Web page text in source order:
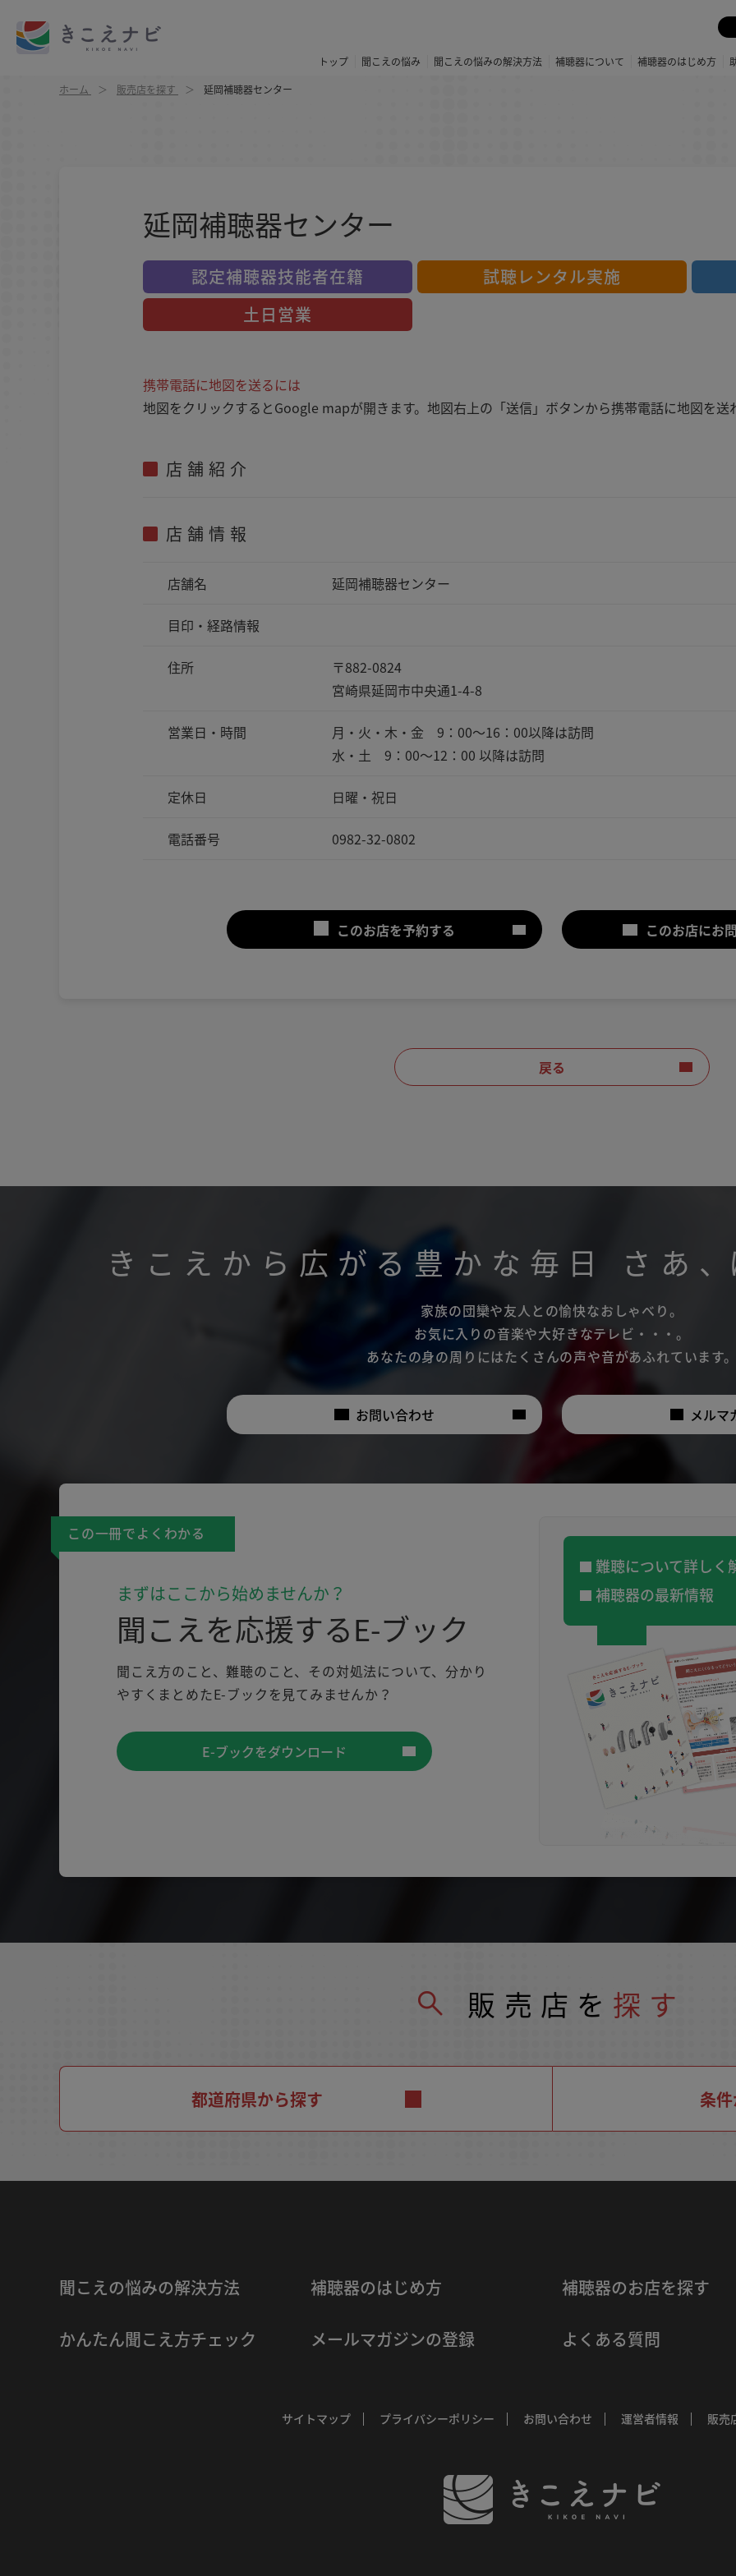
トップ 聞こえの悩み 聞こえの悩みの解決方法 補聴器について 補聴器のはじめ方
ホーム
販売店を探す 延岡補聴器センター
延岡補聴器センター
認定補聴器技能者在籍
試聴レンタル実施
土日営業
携帯電話に地図を送るには
地図をクリックするとGoogle mapが開きます。地図右上の「送信」ボタンから携帯電話に地図を送
店舗紹介
店舗情報
店舗名 延岡補聴器センター
目印・ 経路情報
住所
〒882-0824
宮崎県延岡市中央通1-4-8
営業日・時間
月・火・木・金 9：00～16：00以降は訪問
水・土 9：00～12：00 以降は訪問
定休日 日曜・祝日
電話番号 0982-32-0802
このお店を予約する このお店にお
戻る
きこえから広がる豊かな毎日 さあ 、
家族の団欒や友人との愉快なおしゃべり。
お気に入りの音楽や大好きなテレビ・・・。
あなたの身の周りにはたくさんの声や音があふれています
お問い合わせ メルマ
この一冊でよくわかる
まずはここから始めませんか？
聞こえを応援するE-ブック
聞こえ方のこと、難聴のこと、その対処法について、分かり
やすくまとめたE-ブックを見てみませんか？
E-ブックをダウンロード
難聴について詳しく
補聴器の最新情報
販売店を 探す
都道府県から探す 条
聞こえの悩みの解決方法 補聴器のはじめ方 補聴器のお店を探す
かんたん聞こえ方チェック メールマガジンの登録 よくある質問
サイトマップ プライバシーポリシー お問い合わせ 運営者情報 販売